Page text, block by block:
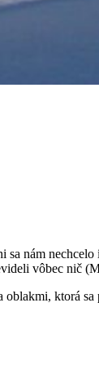
nám
vôbec nič
ktorá